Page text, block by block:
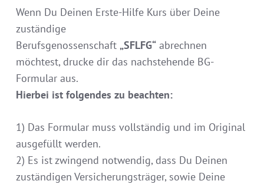
Wenn Du Deinen Erste-Hilfe Kurs über Deine
zuständige
Berufsgenossenschaft „SFLFG“ abrechnen
möchtest, drucke dir das nachstehende BG-
Formular aus.
Hierbei ist folgendes zu beachten:
1) Das Formular muss vollständig und im Original
ausgefüllt werden.
2) Es ist zwingend notwendig, dass Du Deinen
zuständigen Versicherungsträger, sowie Deine